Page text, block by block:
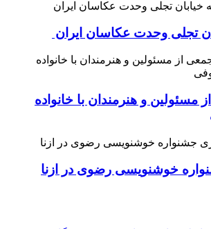
تجلی وحدت عکاسان ایران
مسئولین و هنرمندان با خانواده
خوشنویسی رضوی در ازنا